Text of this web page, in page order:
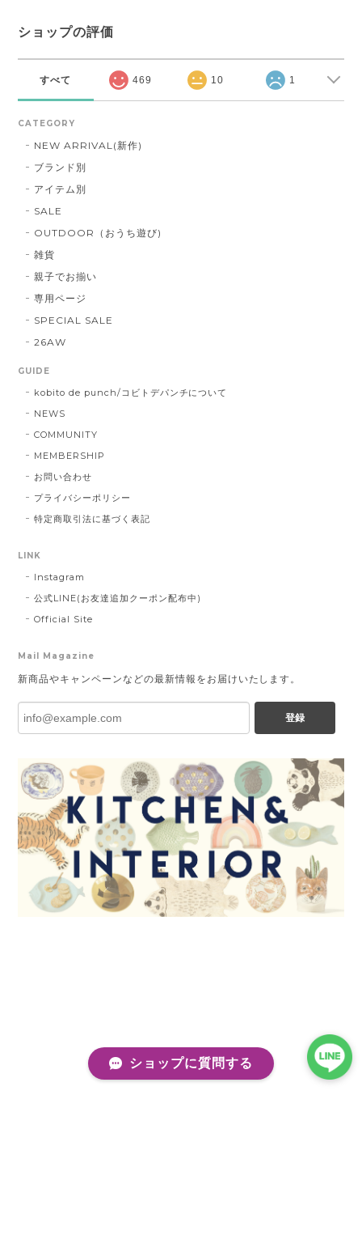
ショップの評価
すべて 469 10 1
CATEGORY
NEW ARRIVAL(新作)
ブランド別
アイテム別
SALE
OUTDOOR（おうち遊び)
雑貨
親子でお揃い
専用ページ
SPECIAL SALE
26AW
GUIDE
kobito de punch/コビトデパンチについて
NEWS
COMMUNITY
MEMBERSHIP
お問い合わせ
プライバシーポリシー
特定商取引法に基づく表記
LINK
Instagram
公式LINE(お友達追加クーポン配布中)
Official Site
Mail Magazine
新商品やキャンペーンなどの最新情報をお届けいたします。
登録
ショップに質問する